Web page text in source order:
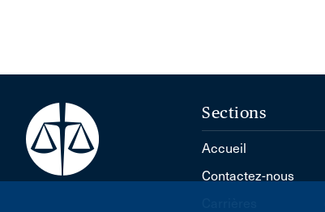
Sections
Accueil
Contactez-nous